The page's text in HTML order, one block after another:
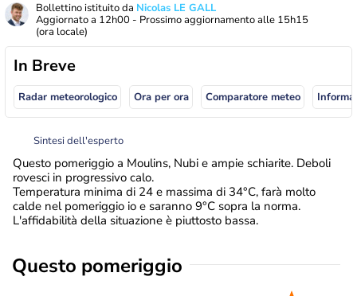
Bollettino istituito da Nicolas LE GALL
Aggiornato a 12h00 - Prossimo aggiornamento alle 15h15
(ora locale)
In Breve
Radar meteorologico Ora per ora Comparatore meteo
Sintesi dell'esperto
Questo pomeriggio a Moulins, Nubi e ampie schiarite. Deboli
rovesci in progressivo calo.
Temperatura minima di 24 e massima di 34°C, farà molto
calde nel pomeriggio io e saranno 9°C sopra la norma.
L'affidabilità della situazione è piuttosto bassa.
Questo pomeriggio